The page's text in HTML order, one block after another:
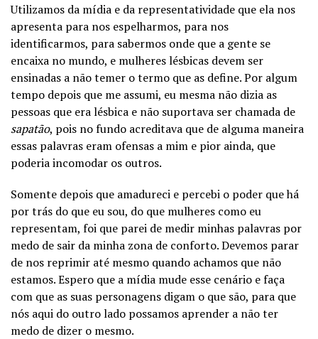
Utilizamos da mídia e da representatividade que ela nos
apresenta para nos espelharmos, para nos
identificarmos, para sabermos onde que a gente se
encaixa no mundo, e mulheres lésbicas devem ser
ensinadas a não temer o termo que as define. Por algum
tempo depois que me assumi, eu mesma não dizia as
pessoas que era lésbica e não suportava ser chamada de
sapatão, pois no fundo acreditava que de alguma maneira
essas palavras eram ofensas a mim e pior ainda, que
poderia incomodar os outros.
Somente depois que amadureci e percebi o poder que há
por trás do que eu sou, do que mulheres como eu
representam, foi que parei de medir minhas palavras por
medo de sair da minha zona de conforto. Devemos parar
de nos reprimir até mesmo quando achamos que não
estamos. Espero que a mídia mude esse cenário e faça
com que as suas personagens digam o que são, para que
nós aqui do outro lado possamos aprender a não ter
medo de dizer o mesmo.